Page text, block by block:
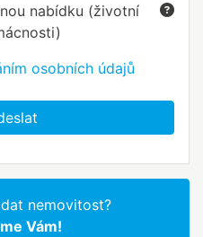
nabídku (životní
osobních údajů
nemovitost?
Vám!